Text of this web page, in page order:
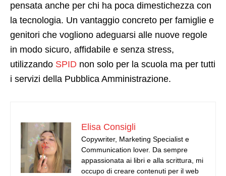
pensata anche per chi ha poca dimestichezza con
la tecnologia. Un vantaggio concreto per famiglie e
genitori che vogliono adeguarsi alle nuove regole
in modo sicuro, affidabile e senza stress,
utilizzando SPID non solo per la scuola ma per tutti
i servizi della Pubblica Amministrazione.
Elisa Consigli
Copywriter, Marketing Specialist e
Communication lover. Da sempre
appassionata ai libri e alla scrittura, mi
occupo di creare contenuti per il web